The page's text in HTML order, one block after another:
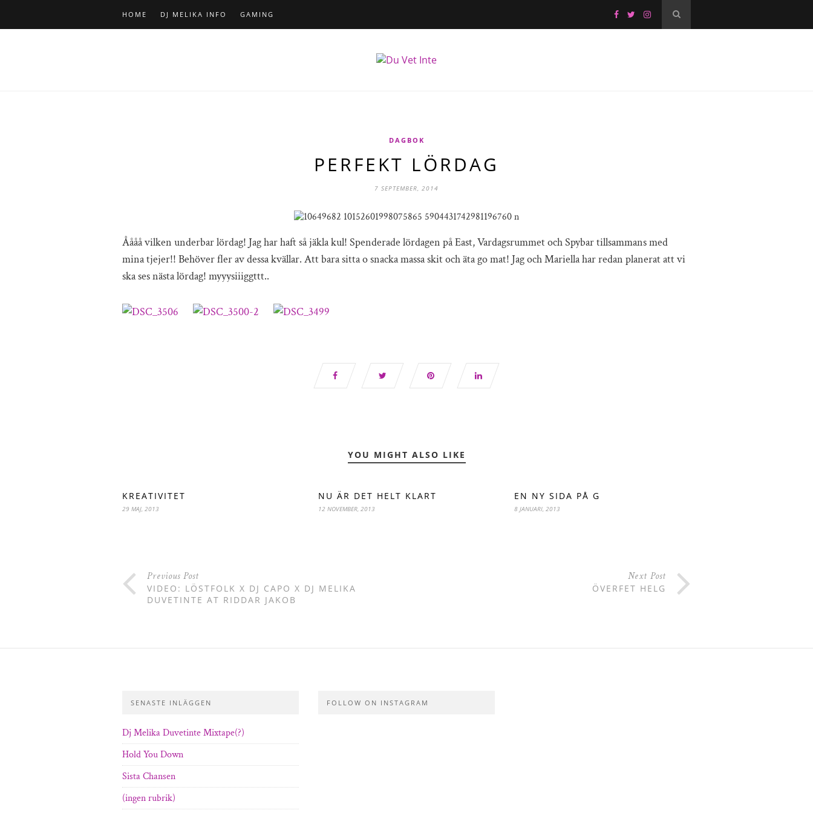
HOME DJ MELIKA INFO GAMING
DAGBOK
PERFEKT LÖRDAG
7 SEPTEMBER, 2014
Åååå vilken underbar lördag! Jag har haft så jäkla kul! Spenderade lördagen på East, Vardagsrummet och Spybar tillsammans med
mina tjejer!! Behöver fler av dessa kvällar. Att bara sitta o snacka massa skit och äta go mat! Jag och Mariella har redan planerat att vi
ska ses nästa lördag! myyysiiiggttt..
YOU MIGHT ALSO LIKE
KREATIVITET
29 MAJ, 2013
NU ÄR DET HELT KLART
12 NOVEMBER, 2013
EN NY SIDA PÅ G
8 JANUARI, 2013
Previous Post
VIDEO: LÖSTFOLK X DJ CAPO X DJ MELIKA
DUVETINTE AT RIDDAR JAKOB
Next Post
ÖVERFET HELG
SENASTE INLÄGGEN
Dj Melika Duvetinte Mixtape(?)
Hold You Down
Sista Chansen
(ingen rubrik)
FOLLOW ON INSTAGRAM